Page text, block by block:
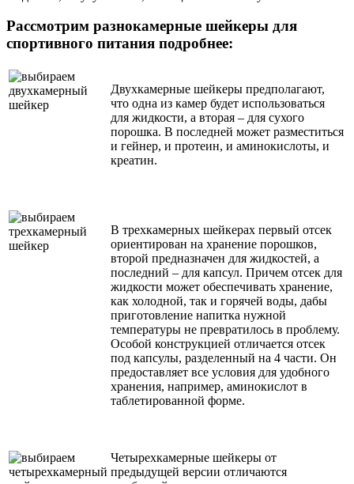
Рассмотрим разнокамерные шейкеры для
спортивного питания подробнее:
Двухкамерные шейкеры предполагают,
что одна из камер будет использоваться
для жидкости, а вторая – для сухого
порошка. В последней может разместиться
и гейнер, и протеин, и аминокислоты, и
креатин.
В трехкамерных шейкерах первый отсек
ориентирован на хранение порошков,
второй предназначен для жидкостей, а
последний – для капсул. Причем отсек для
жидкости может обеспечивать хранение,
как холодной, так и горячей воды, дабы
приготовление напитка нужной
температуры не превратилось в проблему.
Особой конструкцией отличается отсек
под капсулы, разделенный на 4 части. Он
предоставляет все условия для удобного
хранения, например, аминокислот в
таблетированной форме.
Четырехкамерные шейкеры от
предыдущей версии отличаются